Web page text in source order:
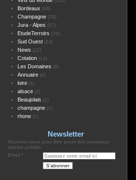
Bordeaux (96)
Champagne(79)
Jura - Alpes (57)
EtudeTerroirs (29)
Sud Ouest(24)
News (22)
Cotation(14)
Les Domaines (9)
Annuaire(4)
loire(4)
alsace(2)
Beaujolais (1)
champagne(1)
rhone(1)
Newsletter
Abonnez-vous pour être averti des nouveaux
articles publiés.
Email